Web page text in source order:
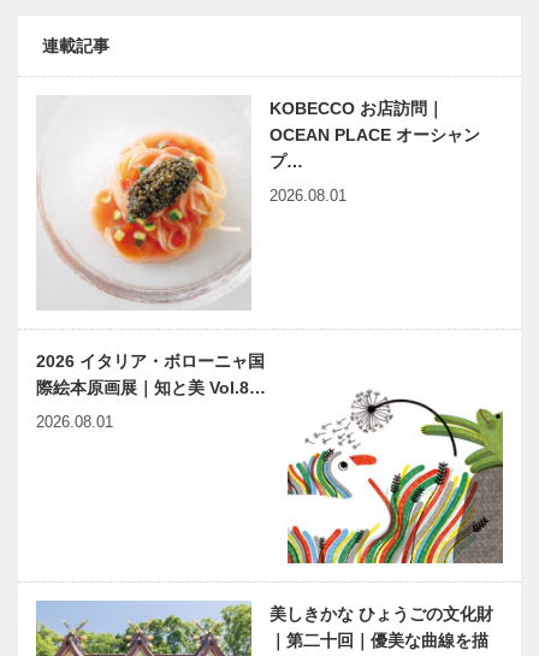
連載記事
KOBECCO お店訪問｜
OCEAN PLACE オーシャン
プ…
2026.08.01
2026 イタリア・ボローニャ国
際絵本原画展｜知と美 Vol.8…
2026.08.01
美しきかな ひょうごの文化財
｜第二十回｜優美な曲線を描